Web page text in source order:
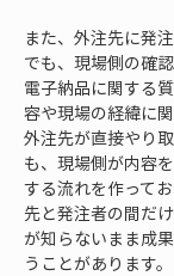
また、外注先に発
でも、現場側の確
電子納品に関する
容や現場の経緯に
外注先が直接やり
も、現場側が内容
する流れを作って
先と発注者の間だ
が知らないまま成
うことがあります。